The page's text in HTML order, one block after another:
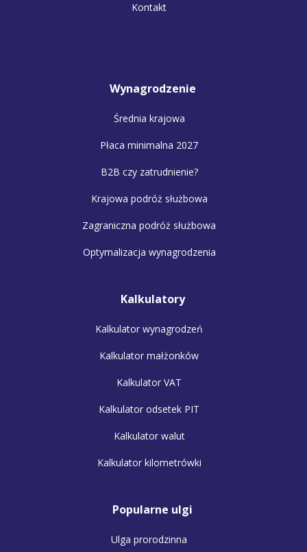
Kontakt
Wynagrodzenie
Średnia krajowa
Płaca minimalna 2027
B2B czy zatrudnienie?
Krajowa podróż służbowa
Zagraniczna podróż służbowa
Optymalizacja wynagrodzenia
Kalkulatory
Kalkulator wynagrodzeń
Kalkulator małżonków
Kalkulator VAT
Kalkulator odsetek PIT
Kalkulator walut
Kalkulator kilometrówki
Popularne ulgi
Ulga prorodzinna